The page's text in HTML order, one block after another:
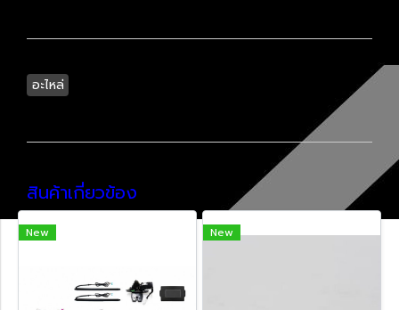
อะไหล่
สินค้าเกี่ยวข้อง
New New